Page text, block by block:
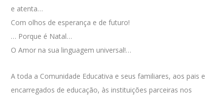
e atenta…
Com olhos de esperança e de futuro!
… Porque é Natal…
O Amor na sua linguagem universal!…
A toda a Comunidade Educativa e seus familiares, aos pais e
encarregados de educação, às instituições parceiras nos